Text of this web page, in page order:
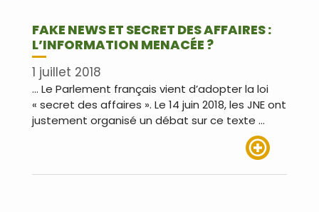
FAKE NEWS ET SECRET DES AFFAIRES :
L’INFORMATION MENACÉE ?
1 juillet 2018
… Le Parlement français vient d’adopter la loi
« secret des affaires ». Le 14 juin 2018, les JNE ont
justement organisé un débat sur ce texte …